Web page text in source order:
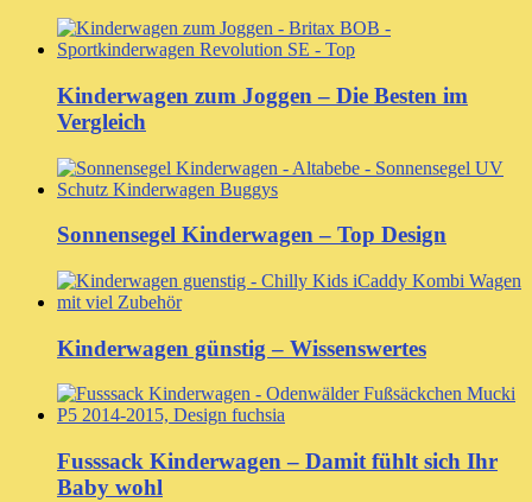
Kinderwagen zum Joggen – Die Besten im
Vergleich
Sonnensegel Kinderwagen – Top Design
Kinderwagen günstig – Wissenswertes
Fusssack Kinderwagen – Damit fühlt sich Ihr
Baby wohl